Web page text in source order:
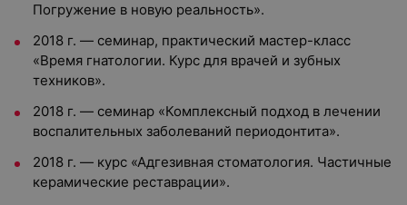
Погружение в новую реальность».
2018 г. — семинар, практический мастер-класс
«Время гнатологии. Курс для врачей и зубных
техников».
2018 г. — семинар «Комплексный подход в лечении
воспалительных заболеваний периодонтита».
2018 г. — курс «Адгезивная стоматология. Частичные
керамические реставрации».